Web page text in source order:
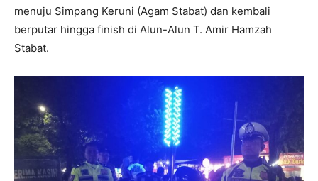
menuju Simpang Keruni (Agam Stabat) dan kembali
berputar hingga finish di Alun-Alun T. Amir Hamzah
Stabat.